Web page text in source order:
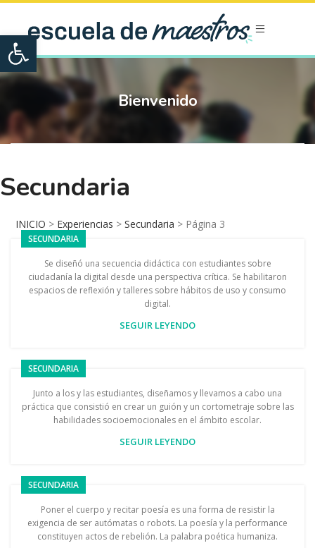
Open toolbar
Bienvenido
Secundaria
INICIO > Experiencias >Secundaria > Página 3
SECUNDARIA
Se diseñó una secuencia didáctica con estudiantes sobre
ciudadanía la digital desde una perspectiva crítica. Se habilitaron
espacios de reflexión y talleres sobre hábitos de uso y consumo
digital.
SEGUIR LEYENDO
SECUNDARIA
Junto a los y las estudiantes, diseñamos y llevamos a cabo una
práctica que consistió en crear un guión y un cortometraje sobre las
habilidades socioemocionales en el ámbito escolar.
SEGUIR LEYENDO
SECUNDARIA
Poner el cuerpo y recitar poesía es una forma de resistir la
exigencia de ser autómatas o robots. La poesía y la performance
constituyen actos de rebelión. La palabra poética humaniza.